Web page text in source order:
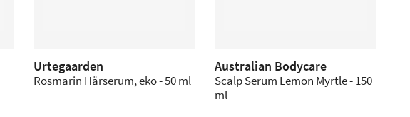
Urtegaarden
Rosmarin Hårserum, eko - 50 ml
Australian Bodycare
Scalp Serum Lemon Myrtle - 150
ml